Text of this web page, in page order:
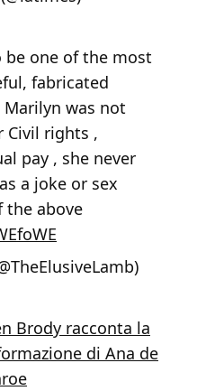
be one of the most
fabricated
Marilyn was not
Civil rights ,
pay , she never
a joke or sex
above
Brody racconta la
di Ana de